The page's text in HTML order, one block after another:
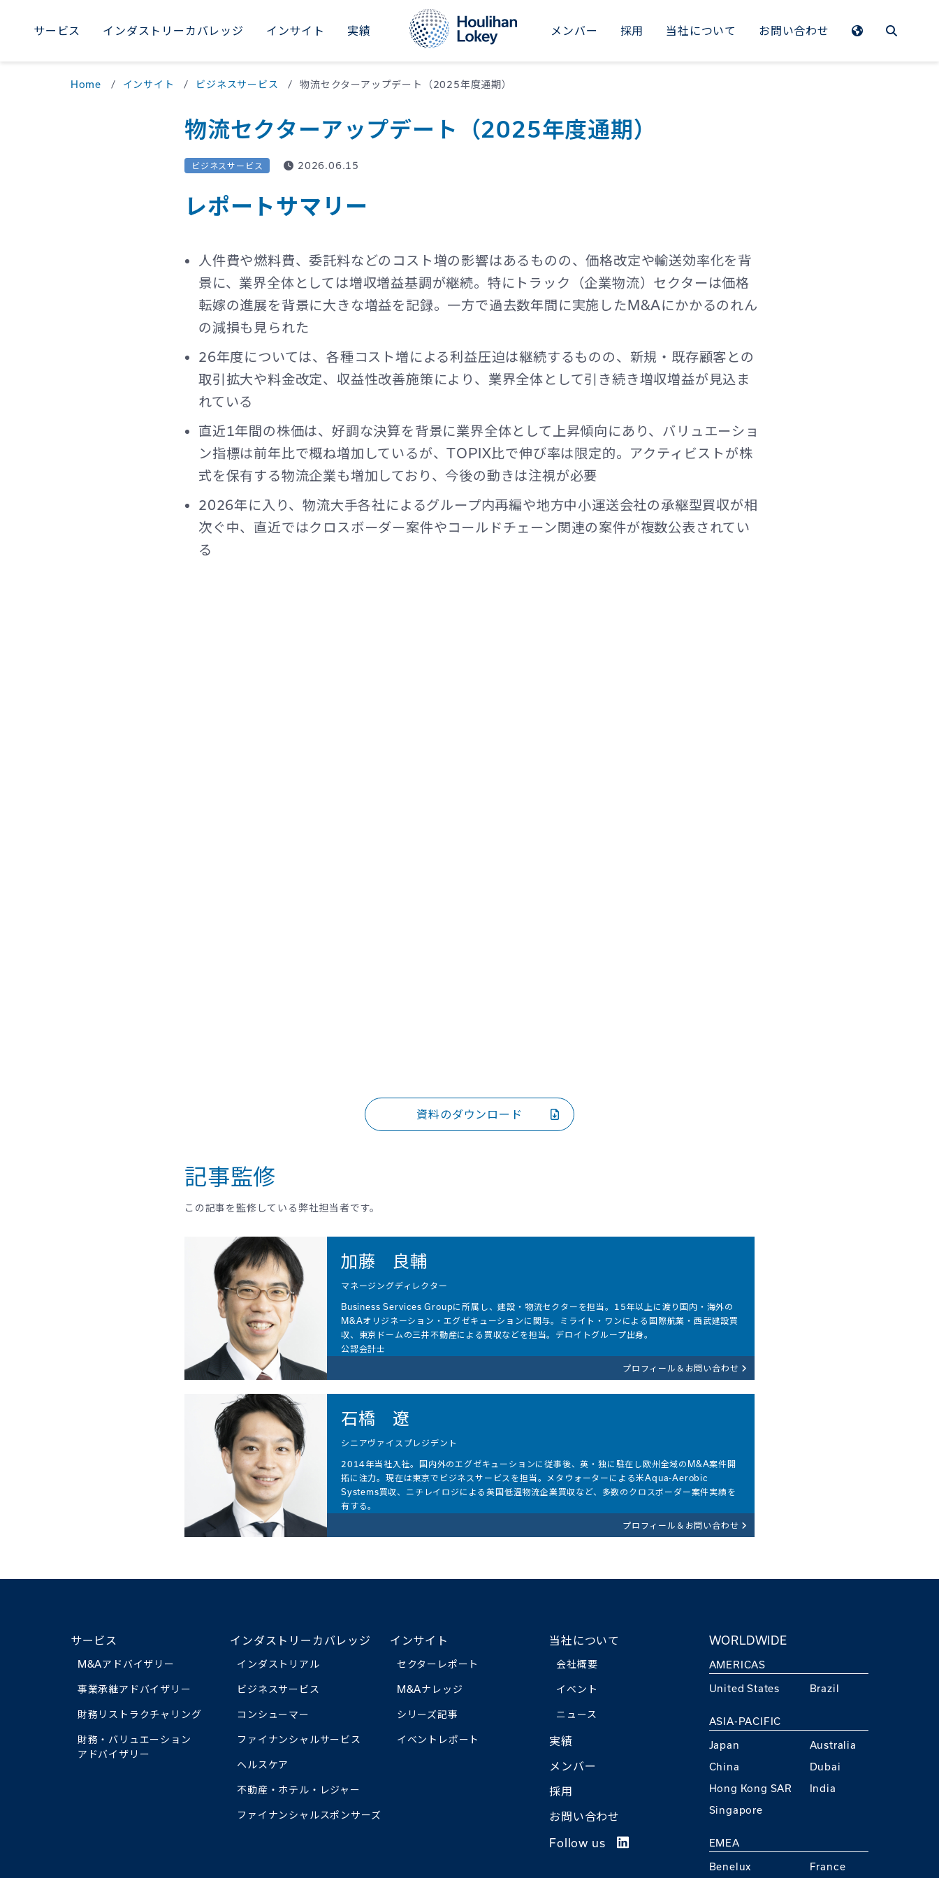
サービス
サービス M&Aアドバイザリー
財務リストラクチャリング
財務・バリュエーションアドバイザリー
インダストリーカバレッジ
インダストリーカバレッジ インダストリアル
ビジネスサービス
ファイナンシャルサービス
ヘルスケア
ファイナンシャルスポンサーズ
インサイト
インサイト セクターレポート
シリーズ記事
実績 メンバー 採用
新卒採用
社員紹介
会社情報
当社について
当社について 会社概要
イベント
投資家向け情報（グローバル）
お問い合わせ
WORLDWIDE
Brazil Australia
India
Singapore
Sweden
Switzerland
United Kingdom
Home インサイト ビジネスサービス 物流セクターアップデート（2025年度通期）
物流セクターアップデート（2025年度通期）
ビジネスサービス 2026.06.15
レポートサマリー
人件費や燃料費、委託料などのコスト増の影響はあるものの、価格改定や輸送効率化を背
景に、業界全体としては増収増益基調が継続。特にトラック（企業物流）セクターは価格
転嫁の進展を背景に大きな増益を記録。一方で過去数年間に実施したM&Aにかかるのれん
の減損も見られた
26年度については、各種コスト増による利益圧迫は継続するものの、新規・既存顧客との
取引拡大や料金改定、収益性改善施策により、業界全体として引き続き増収増益が見込ま
れている
直近1年間の株価は、好調な決算を背景に業界全体として上昇傾向にあり、バリュエーショ
ン指標は前年比で概ね増加しているが、TOPIX比で伸び率は限定的。アクティビストが株
式を保有する物流企業も増加しており、今後の動きは注視が必要
2026年に入り、物流大手各社によるグループ内再編や地方中小運送会社の承継型買収が相
次ぐ中、直近ではクロスボーダー案件やコールドチェーン関連の案件が複数公表されてい
る
資料のダウンロード
記事監修
この記事を監修している弊社担当者です。
加藤 良輔​
マネージングディレクター
Business Services Groupに所属し、建設・物流セクターを担当。15年以上に渡り国内・海外の
M&Aオリジネーション・エグゼキューションに関与。ミライト・ワンによる国際航業・西武建設買
収、東京ドームの三井不動産による買収などを担当。デロイトグループ出身。
公認会計士
プロフィール＆お問い合わせ
石橋 遼
シニアヴァイスプレジデント
2014年当社入社。国内外のエグゼキューションに従事後、英・独に駐在し欧州全域のM&A案件開
拓に注力。現在は東京でビジネスサービスを担当。メタウォーターによる米Aqua-Aerobic
Systems買収、ニチレイロジによる英国低温物流企業買収など、多数のクロスボーダー案件実績を
有する。
プロフィール＆お問い合わせ
サービス
M&Aアドバイザリー
事業承継アドバイザリー
財務リストラクチャリング
財務・バリュエーション
アドバイザリー
インダストリーカバレッジ
インダストリアル
ビジネスサービス
コンシューマー
ファイナンシャルサービス
ヘルスケア
不動産・ホテル・レジャー
ファイナンシャルスポンサーズ
インサイト
セクターレポート
M&Aナレッジ
シリーズ記事
イベントレポート
当社について
会社概要
イベント
ニュース
実績
メンバー
採用
お問い合わせ
Follow us
WORLDWIDE
AMERICAS
United States
Brazil
ASIA-PACIFIC
Japan
Australia
China
Dubai
Hong Kong SAR
India
Singapore
EMEA
Benelux
France